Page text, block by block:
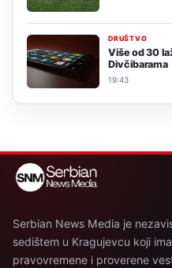
DRUŠTVO
Više od 30
Divčibarama
19:43
Serbian News Media je
sedištem u Kragujevcu koji
pravovremene i proverene